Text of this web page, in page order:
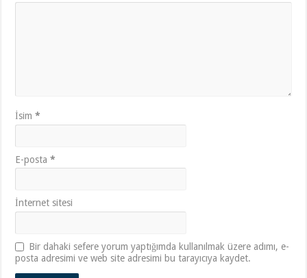
İsim*
E-posta*
İnternet sitesi
Bir dahaki sefere yorum yaptığımda kullanılmak üzere adımı, e-
posta adresimi ve web site adresimi bu tarayıcıya kaydet.